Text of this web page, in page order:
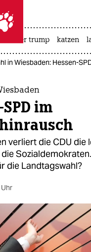
 taz zahl ich
taz zahl ich
unter trump katzen
in Wiesbaden: Hessen-
im
verliert die CDU die
die Landtagswahl?